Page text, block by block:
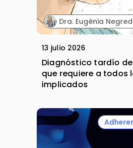
13 julio 2026
Diagnóstico tardío
que requiere a todos
implicados